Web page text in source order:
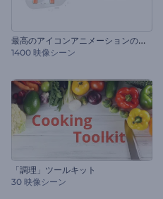
最
高のアイコンアニメーションのセット
1400 映像シーン
「調理」ツールキット
30 映像シーン